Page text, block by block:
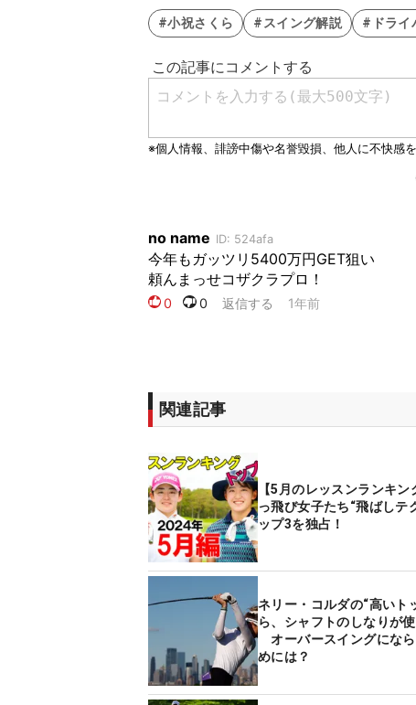
#小祝さくら #スイング解説 #ドライ
関連記事
【5月のレッスンランキン
っ飛び女子たち“飛ばしテ
ップ3を独占！
ネリー・コルダの“高いト
ら、シャフトのしなりが使
オーバースイングにな
めには？